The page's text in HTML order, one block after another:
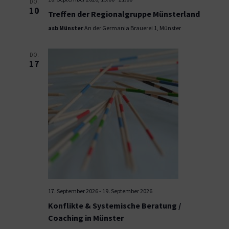
DO.
10 Treffen der Regionalgruppe Münsterland
asb MünsterAn der Germania Brauerei 1, Münster
DO.
17
17. September 2026- 19. September 2026
Konflikte & Systemische Beratung /
Coaching in Münster